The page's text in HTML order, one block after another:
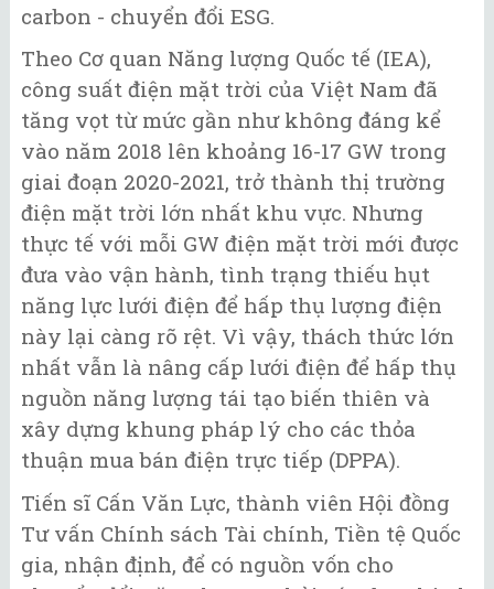
carbon - chuyển đổi ESG.
Theo Cơ quan Năng lượng Quốc tế (IEA),
công suất điện mặt trời của Việt Nam đã
tăng vọt từ mức gần như không đáng kể
vào năm 2018 lên khoảng 16-17 GW trong
giai đoạn 2020-2021, trở thành thị trường
điện mặt trời lớn nhất khu vực. Nhưng
thực tế với mỗi GW điện mặt trời mới được
đưa vào vận hành, tình trạng thiếu hụt
năng lực lưới điện để hấp thụ lượng điện
này lại càng rõ rệt. Vì vậy, thách thức lớn
nhất vẫn là nâng cấp lưới điện để hấp thụ
nguồn năng lượng tái tạo biến thiên và
xây dựng khung pháp lý cho các thỏa
thuận mua bán điện trực tiếp (DPPA).
Tiến sĩ Cấn Văn Lực, thành viên Hội đồng
Tư vấn Chính sách Tài chính, Tiền tệ Quốc
gia, nhận định, để có nguồn vốn cho